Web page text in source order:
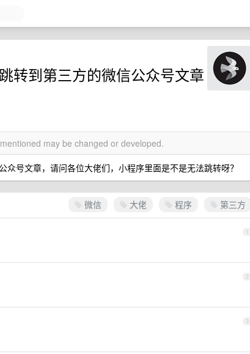
转到第三方的微信公众号文章
may be changed or developed.
号文章，请问各位大佬们，小程序里面是不是无法跳转呀？
微信 大佬 程序 第三方
1
2
3